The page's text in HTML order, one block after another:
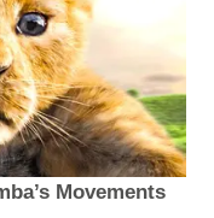
Movements